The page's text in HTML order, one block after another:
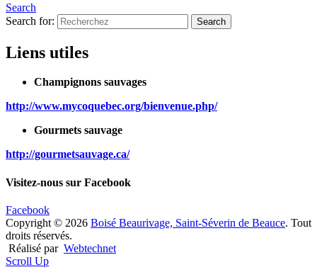
Search
Search for:
Liens utiles
Champignons sauvages
http://www.mycoquebec.org/bienvenue.php/
Gourmets sauvage
http://gourmetsauvage.ca/
Visitez-nous sur Facebook
Facebook
Copyright © 2026 Boisé Beaurivage, Saint-Séverin de Beauce. Tout
droits réservés.
Réalisé par Webtechnet
Scroll Up